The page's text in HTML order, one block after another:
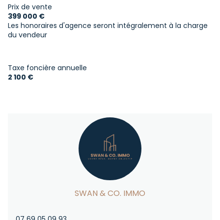
15 parking(s)
1 niveau(x)
terrasse
Prix de vente
399 000 €
Les honoraires d'agence seront intégralement à la charge
du vendeur
Taxe foncière annuelle
2 100 €
SWAN & CO. IMMO